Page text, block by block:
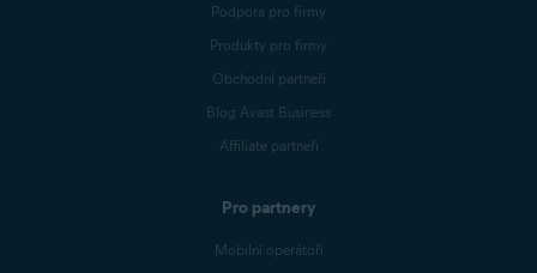
Podpora pro firmy
Produkty pro firmy
Obchodní partneři
Blog Avast Business
Affiliate partneři
Pro partnery
Mobilní operátoři